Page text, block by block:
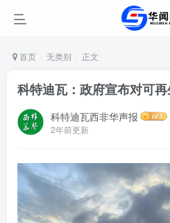
首页 无类别 正文
科特迪瓦：政府宣布对可
科特迪瓦西非华声报
2年前更新